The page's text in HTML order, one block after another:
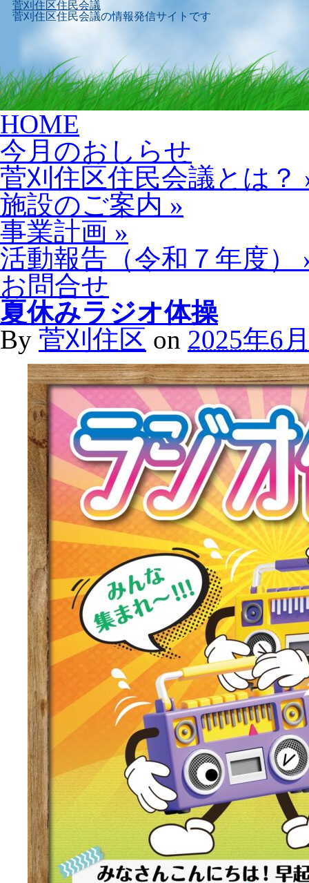
菅刈住区住民会議
菅刈住区住民会議の情報発信サイトです
Skip
to
content
HOME
今月のおしらせ
菅刈住区住民会議とは？
施設のご案内 »
事業計画 »
活動報告（令和７年度）
お問合せ
夏休みラジオ体操
By 菅刈住区 on 2025年6